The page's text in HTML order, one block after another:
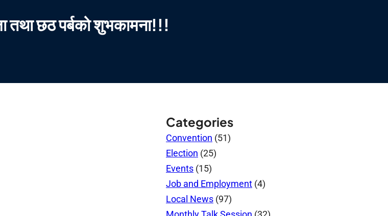
तथा छठ पर्बको शुभकामना!!!
Categories
Convention (51)
Election (25)
Events (15)
Job and Employment (4)
Local News (97)